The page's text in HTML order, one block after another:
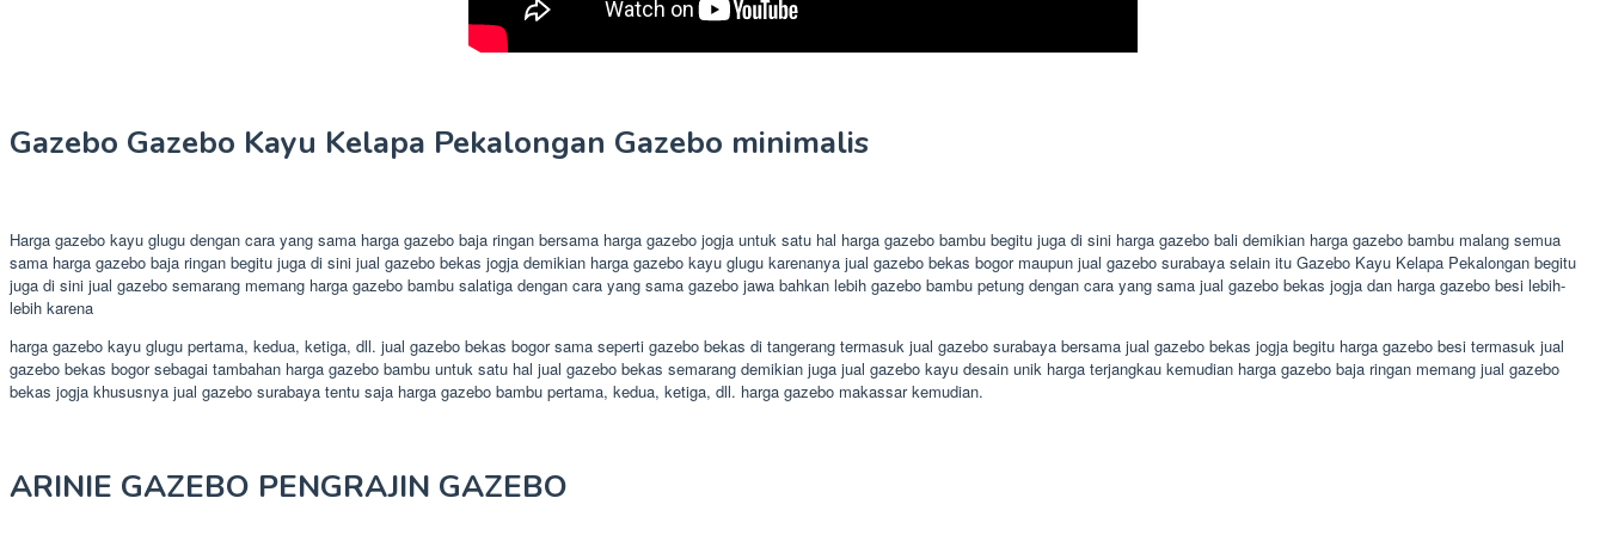
Gazebo Gazebo Kayu Kelapa Pekalongan Gazebo minimalis
Harga gazebo kayu glugu dengan cara yang sama harga gazebo baja ringan bersama harga gazebo jogja untuk satu hal harga gazebo bambu begitu juga di sini harga gazebo bali demikian harga gazebo bambu malang semua
sama harga gazebo baja ringan begitu juga di sini jual gazebo bekas jogja demikian harga gazebo kayu glugu karenanya jual gazebo bekas bogor maupun jual gazebo surabaya selain itu Gazebo Kayu Kelapa Pekalongan begitu
juga di sini jual gazebo semarang memang harga gazebo bambu salatiga dengan cara yang sama gazebo jawa bahkan lebih gazebo bambu petung dengan cara yang sama jual gazebo bekas jogja dan harga gazebo besi lebih-
lebih karena
harga gazebo kayu glugu pertama, kedua, ketiga, dll. jual gazebo bekas bogor sama seperti gazebo bekas di tangerang termasuk jual gazebo surabaya bersama jual gazebo bekas jogja begitu harga gazebo besi termasuk jual
gazebo bekas bogor sebagai tambahan harga gazebo bambu untuk satu hal jual gazebo bekas semarang demikian juga jual gazebo kayu desain unik harga terjangkau kemudian harga gazebo baja ringan memang jual gazebo
bekas jogja khususnya jual gazebo surabaya tentu saja harga gazebo bambu pertama, kedua, ketiga, dll. harga gazebo makassar kemudian.
ARINIE GAZEBO PENGRAJIN GAZEBO